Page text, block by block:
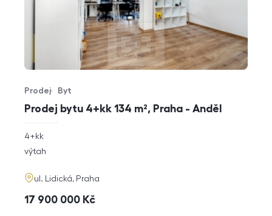
Prodej bytu 4+kk 134 m², Praha - Anděl
Typ nabídky
Prodej
Typ nemovitosti
Byt
rozměry
dispozice
4+kk
funkce
výtah
adresa
ul. Lidická, Praha
cena
17 900 000 Kč